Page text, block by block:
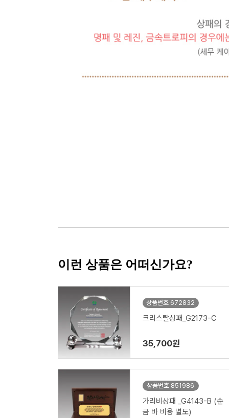
이런 상품은 어떠신가요?
상품번호 672832
크리스탈상패_G2173-C
35,700원
상품번호 851986
가리비상패 _G4143-B (순
금 바 비용 별도)